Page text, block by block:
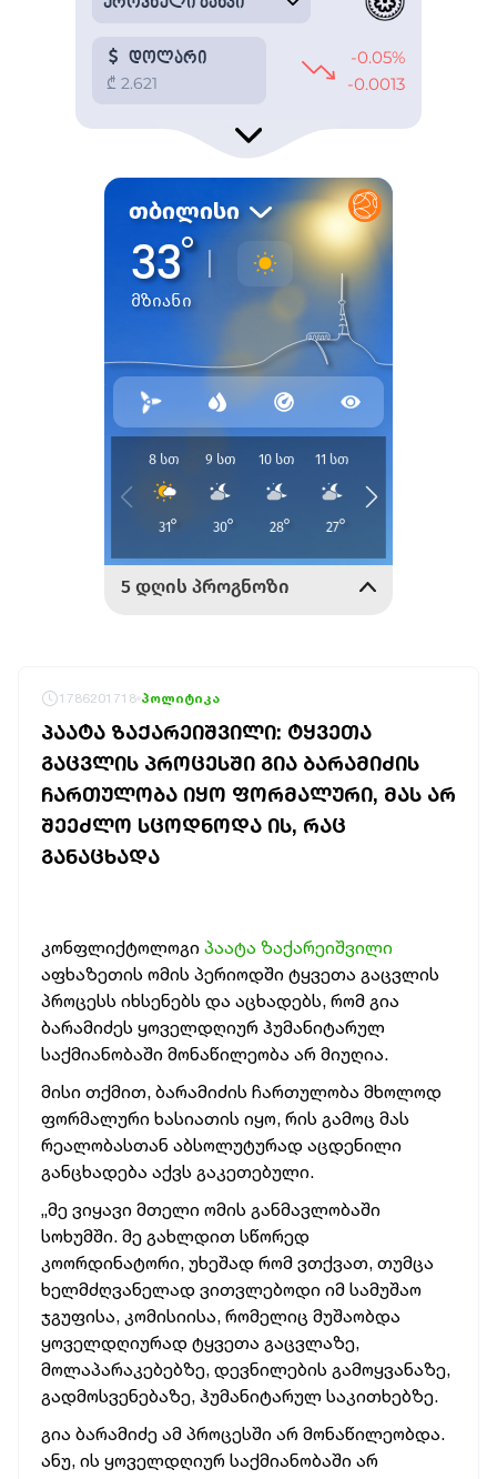
1786201718 პოლიტიკა
ᲞᲐᲐᲢᲐ ᲖᲐᲥᲐᲠᲔᲘᲨᲕᲘᲚᲘ: ᲢᲧᲕᲔᲗᲐ
ᲒᲐᲪᲕᲚᲘᲡ ᲞᲠᲝᲪᲔᲡᲨᲘ ᲒᲘᲐ ᲑᲐᲠᲐᲛᲘᲫᲘᲡ
ᲩᲐᲠᲗᲣᲚᲝᲑᲐ ᲘᲧᲝ ᲤᲝᲠᲛᲐᲚᲣᲠᲘ, ᲛᲐᲡ ᲐᲠ
ᲨᲔᲔᲫᲚᲝ ᲡᲪᲝᲓᲜᲝᲓᲐ ᲘᲡ, ᲠᲐᲪ
ᲒᲐᲜᲐᲪᲮᲐᲓᲐ
კონფლიქტოლოგი პაატა ზაქარეიშვილი
აფხაზეთის ომის პერიოდში ტყვეთა გაცვლის
პროცესს იხსენებს და აცხადებს, რომ გია
ბარამიძეს ყოველდღიურ ჰუმანიტარულ
საქმიანობაში მონაწილეობა არ მიუღია.
მისი თქმით, ბარამიძის ჩართულობა მხოლოდ
ფორმალური ხასიათის იყო, რის გამოც მას
რეალობასთან აბსოლუტურად აცდენილი
განცხადება აქვს გაკეთებული.
„მე ვიყავი მთელი ომის განმავლობაში
სოხუმში. მე გახლდით სწორედ
კოორდინატორი, უხეშად რომ ვთქვათ, თუმცა
ხელმძღვანელად ვითვლებოდი იმ სამუშაო
ჯგუფისა, კომისიისა, რომელიც მუშაობდა
ყოველდღიურად ტყვეთა გაცვლაზე,
მოლაპარაკებებზე, დევნილების გამოყვანაზე,
გადმოსვენებაზე, ჰუმანიტარულ საკითხებზე.
გია ბარამიძე ამ პროცესში არ მონაწილეობდა.
ანუ, ის ყოველდღიურ საქმიანობაში არ